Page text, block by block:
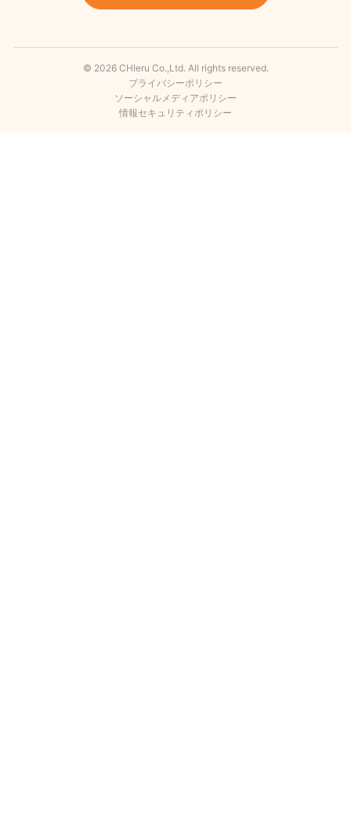
© 2026 CHIeru Co.,Ltd. All rights reserved.
プライバシーポリシー
ソーシャルメディアポリシー
情報セキュリティポリシー